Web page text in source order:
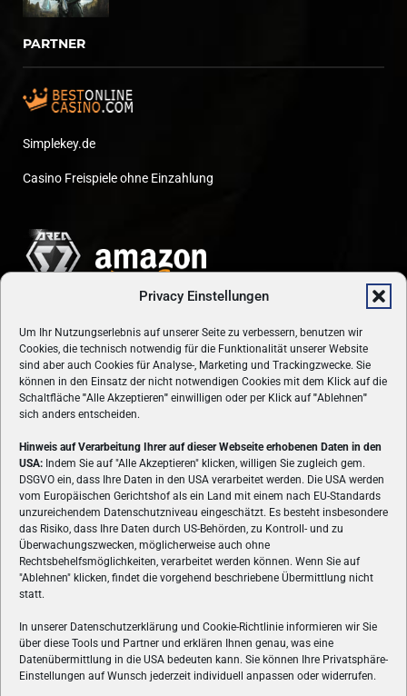
Privacy Einstellungen
Um Ihr Nutzungserlebnis auf unserer Seite zu verbessern, benutzen wir
Cookies, die technisch notwendig für die Funktionalität unserer Website
sind aber auch Cookies für Analyse-, Marketing und Trackingzwecke. Sie
können in den Einsatz der nicht notwendigen Cookies mit dem Klick auf die
Schaltfläche "Alle Akzeptieren" einwilligen oder per Klick auf"Ablehnen"
sich anders entscheiden.
Hinweis auf Verarbeitung Ihrer auf dieser Webseite erhobenen Daten in den
USA: Indem Sie auf "Alle Akzeptieren" klicken, willigen Sie zugleich gem.
DSGVO ein, dass Ihre Daten in den USA verarbeitet werden. Die USA werden
vom Europäischen Gerichtshof als ein Land mit einem nach EU-Standards
unzureichendem Datenschutzniveau eingeschätzt. Es besteht insbesondere
das Risiko, dass Ihre Daten durch US-Behörden, zu Kontroll- und zu
Überwachungszwecken, möglicherweise auch ohne
Rechtsbehelfsmöglichkeiten, verarbeitet werden können. Wenn Sie auf
"Ablehnen" klicken, findet die vorgehend beschriebene Übermittlung nicht
statt.
In unserer Datenschutzerklärung und Cookie-Richtlinie informieren wir Sie
über diese Tools und Partner und erklären Ihnen genau, was eine
Datenübermittlung in die USA bedeuten kann. Sie können Ihre Privatsphäre-
Einstellungen auf Wunsch jederzeit individuell anpassen oder widerrufen.
PARTNER
Simplekey.de
Casino Freispiele ohne Einzahlung
ÜBER UNS
VON GAMERN, FÜR GAMER! Gamers.at ist das älteste Online-
Spielemagazin Österreichs und bringt täglich aktuelle News,
Reviews und Videos zu PC- und Konsolenspielen, Gaming-
Hardware und aus der Welt des e-Sport's.
FOLGE UNS